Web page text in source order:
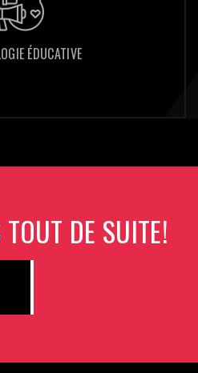
ÉDUCATIVE
ÉDUCATIVE
DE SUITE!